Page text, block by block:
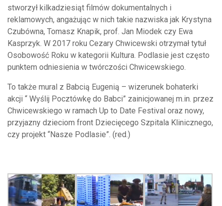
stworzył kilkadziesiąt filmów dokumentalnych i
reklamowych, angażując w nich takie nazwiska jak Krystyna
Czubówna, Tomasz Knapik, prof. Jan Miodek czy Ewa
Kasprzyk. W 2017 roku Cezary Chwicewski otrzymał tytuł
Osobowość Roku w kategorii Kultura. Podlasie jest często
punktem odniesienia w twórczości Chwicewskiego.
To także mural z Babcią Eugenią – wizerunek bohaterki
akcji “ Wyślij Pocztówkę do Babci” zainicjowanej m.in. przez
Chwicewskiego w ramach Up to Date Festival oraz nowy,
przyjazny dzieciom front Dziecięcego Szpitala Klinicznego,
czy projekt “Nasze Podlasie”. (red.)